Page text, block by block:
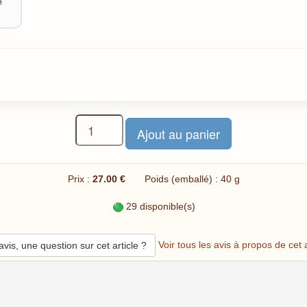
Prix : 27.00 € Poids (emballé) : 40 g
29 disponible(s)
une question sur cet article ? Voir tous les avis à propos de cet